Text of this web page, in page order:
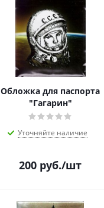
Обложка для паспорта
"Гагарин"
Уточняйте наличие
200 руб./шт